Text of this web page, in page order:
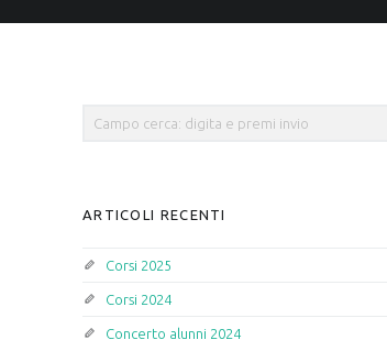
ARTICOLI RECENTI
Corsi 2025
Corsi 2024
Concerto alunni 2024